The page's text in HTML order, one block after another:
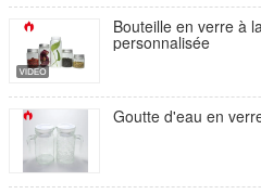
Bouteille en verre à
personnalisée
Goutte d'eau en